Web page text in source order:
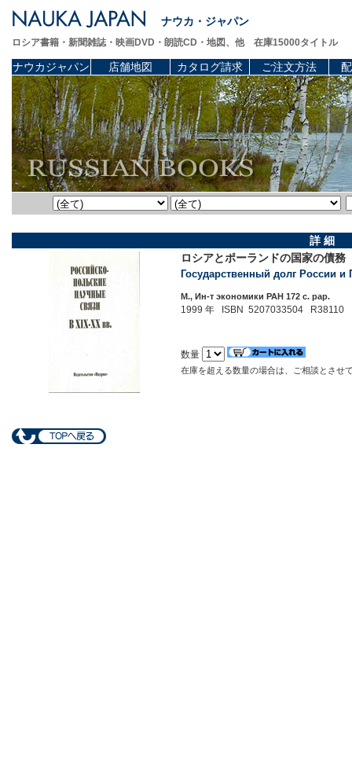
ナウカ・ジャパン
ロシア書籍・新聞雑誌・映画DVD・朗読CD・地図、他 在庫15000タイトル
ナウカジャパン 店舗地図 カタログ請求 ご注文方法
詳 細
ロシアとポーランドの国家の債務
Государственный долг России
М., Ин-т экономики РАН 172 c. pap.
1999 年 ISBN 5207033504 R38110
数量
在庫を超える数量の場合は、ご相談とさせ